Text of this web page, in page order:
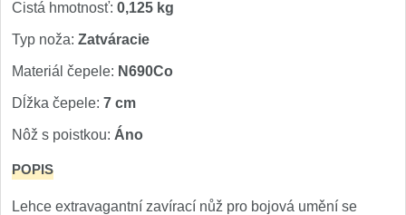
Nože Tojiro Shippu 2
Nože Tojiro Zen
Nože Samura
Nože Samura MO-V
Nože Samura Bamboo
Cistá hmotnosť: 0,125 kg
Typ noža: Zatváracie
Materiál čepele: N690Co
Dĺžka čepele: 7 cm
Nôž s poistkou: Áno
POPIS
Lehce extravagantní zavírací nůž pro bojová umění se